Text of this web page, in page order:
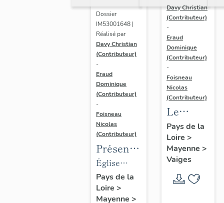
Dossier
IM53001648 |
Réalisé par
Davy Christian
(Contributeur)
-
Eraud
Dominique
(Contributeur)
-
Foisneau
Nicolas
(Contributeur)
Présentation
des
objets
mobilier
Église
paroissiale
Saint-Léger
Pays de la
Loire >
Mayenne >
Davy Christian
(Contributeur)
-
Eraud
Dominique
(Contributeur)
-
Foisneau
Nicolas
(Contributeur)
Le
mobilier
de la
chapelle
funéraire
de la
Pays de la
Loire >
Mayenne >
Vaiges